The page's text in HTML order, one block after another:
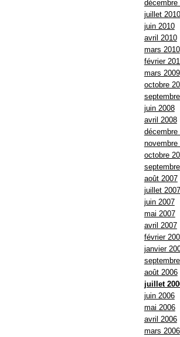
décembre
juillet 2010
juin 2010
avril 2010
mars 2010
février
mars 2009
octobre
juin 2008
avril 2008
décembre
novembre
octobre
août 2007
juillet 2007
juin 2007
mai 2007
avril 2007
février
janvier
août 2006
juillet
juin 2006
mai 2006
avril 2006
mars 2006